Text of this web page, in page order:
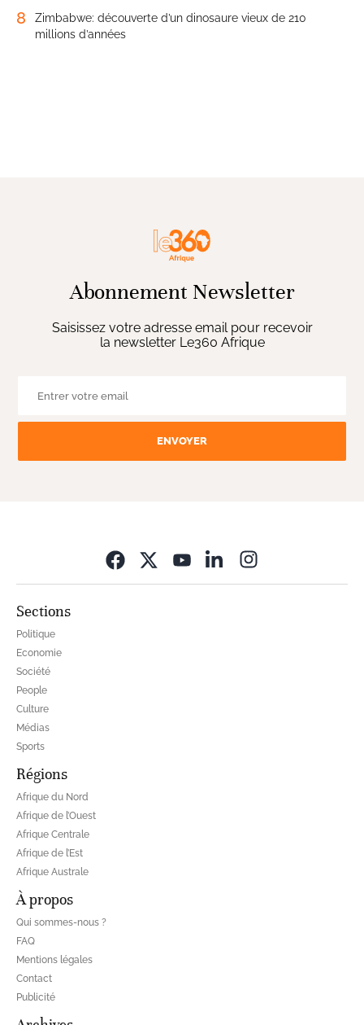
8
Zimbabwe: découverte d’un dinosaure vieux de 210
millions d’années
Abonnement Newsletter
Saisissez votre adresse email pour recevoir
la newsletter Le360 Afrique
ENVOYER
Sections
Politique
Economie
Société
People
Culture
Médias
Sports
Régions
Afrique du Nord
Afrique de l’Ouest
Afrique Centrale
Afrique de l’Est
Afrique Australe
À propos
Qui sommes-nous ?
FAQ
Mentions légales
Contact
Publicité